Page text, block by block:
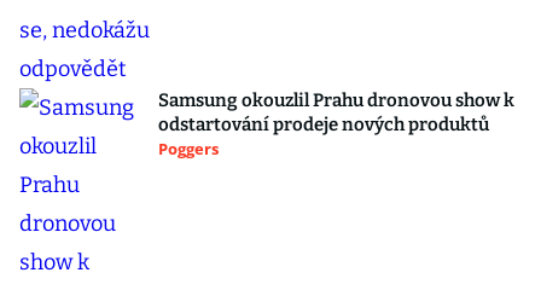
Samsung okouzlil Prahu dronovou show k
odstartování prodeje nových produktů
Poggers